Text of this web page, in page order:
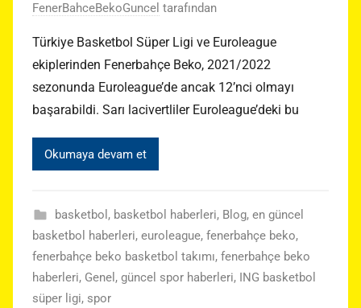
FenerBahceBekoGuncel tarafından
Türkiye Basketbol Süper Ligi ve Euroleague
ekiplerinden Fenerbahçe Beko, 2021/2022
sezonunda Euroleague’de ancak 12’nci olmayı
başarabildi. Sarı lacivertliler Euroleague’deki bu
Okumaya devam et
basketbol , basketbol haberleri, Blog, en güncel
basketbol haberleri, euroleague, fenerbahçe beko,
fenerbahçe beko basketbol takımı, fenerbahçe beko
haberleri, Genel , güncel spor haberleri, ING basketbol
süper ligi, spor